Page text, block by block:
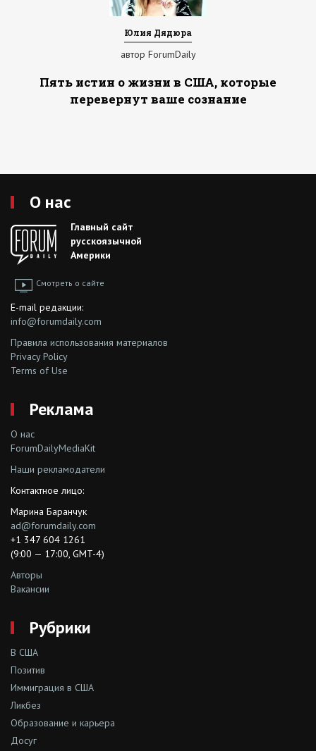
Юлия Дядюра
автор ForumDaily
Пять истин о жизни в США, которые
перевернут ваше сознание
О нас
Главный сайт
русскоязычной
Америки
Смотреть о сайте
E-mail редакции:
info@forumdaily.com
Правила использования материалов
Privacy Policy
Terms of Use
Реклама
О нас
ForumDailyMediaKit
Наши рекламодатели
Контактное лицо:
Марина Баранчук
ad@forumdaily.com
+1 347 604 1261
(9:00 — 17:00, GMT-4)
Авторы
Вакансии
Рубрики
В США
Позитив
Иммиграция в США
Ликбез
Образование и карьера
Досуг